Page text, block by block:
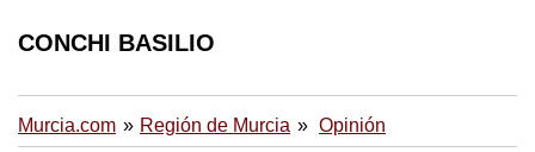
CONCHI BASILIO
Murcia.com Región de Murcia Opinión